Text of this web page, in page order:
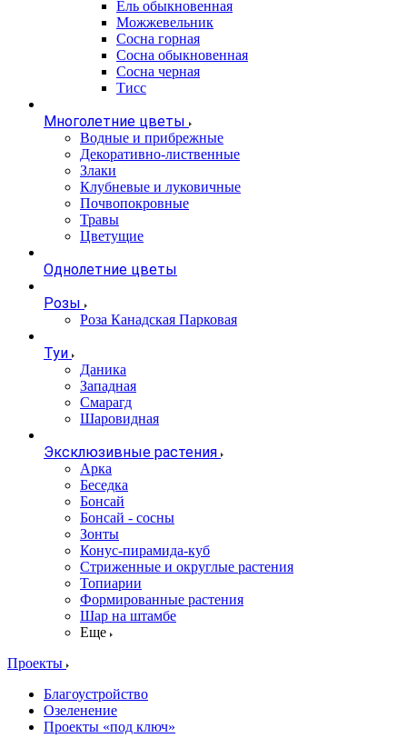
Ель обыкновенная
Можжевельник
Сосна горная
Сосна обыкновенная
Сосна черная
Тисс
Многолетние цветы
Водные и прибрежные
Декоративно-лиственные
Злаки
Клубневые и луковичные
Почвопокровные
Травы
Цветущие
Однолетние цветы
Розы
Роза Канадская Парковая
Туи
Даника
Западная
Смарагд
Шаровидная
Эксклюзивные растения
Арка
Беседка
Бонсай
Бонсай - сосны
Зонты
Конус-пирамида-куб
Стриженные и округлые растения
Топиарии
Формированные растения
Шар на штамбе
Еще
Проекты
Благоустройство
Озеленение
Проекты «под ключ»